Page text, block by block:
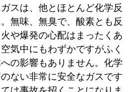
スは、他とほとんど化学反
無味、無臭で、酸素とも反
や爆発の心配はまったくあ
気中にもわずかですがふく
の影響もありません。化学
ない非常に安全なガスです